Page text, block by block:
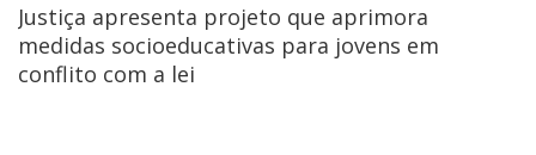
Justiça apresenta projeto que aprimora
medidas socioeducativas para jovens em
conflito com a lei